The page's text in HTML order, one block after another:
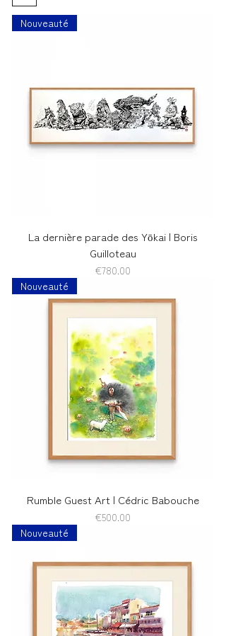
Nouveauté
La dernière parade des Yōkai | Boris
Guilloteau
Price
€780.00
Nouveauté
Rumble Guest Art | Cédric Babouche
Price
€500.00
Nouveauté